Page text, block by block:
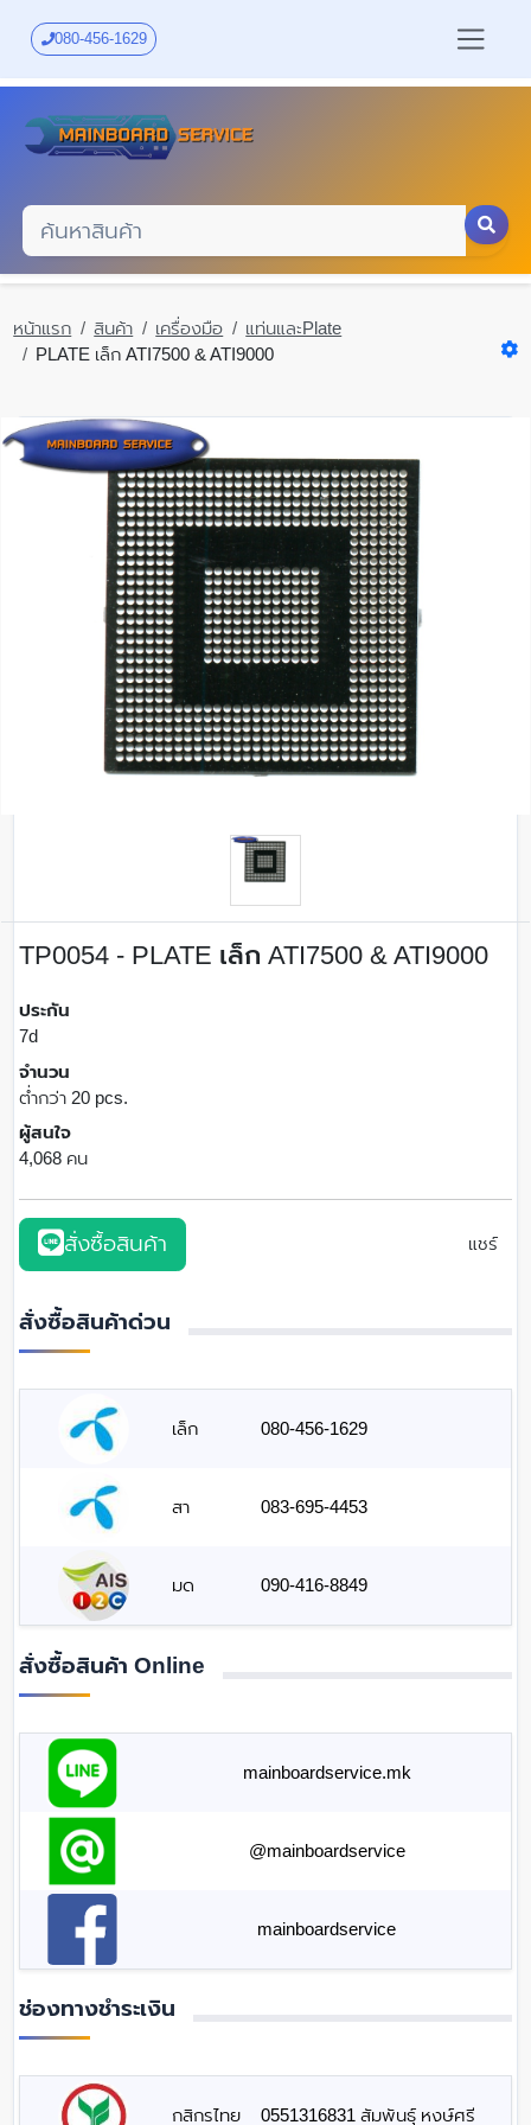
content
080-456-1629
หน้าแรก สินค้า เครื่องมือ
แท่นและPlate
PLATE เล็ก ATI7500 & ATI9000
TP0054 - PLATE เล็ก ATI7500 & ATI9000
ประกัน
7d
จำนวน
ต่ำกว่า 20 pcs.
ผู้สนใจ
4,068 คน
สั่งซื้อสินค้า แชร์
สั่งซื้อสินค้าด่วน
เล็ก 080-456-1629
สา 083-695-4453
มด 090-416-8849
สั่งซื้อสินค้า Online
mainboardservice.mk
@mainboardservice
mainboardservice
ช่องทางชำระเงิน
กสิกรไทย 0551316831 สัมพันธุ์ หงษ์ศรี